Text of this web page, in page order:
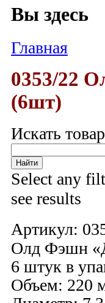
Вы здесь
Главная
0353/22
(6шт)
Искать
Select any
see results
Артикул:
Олд Фэшн
6 штук в
Объем: 220